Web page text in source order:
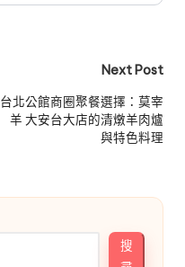
Next Post
台北公館商圈聚餐選擇：莫宰
羊 大安台大店的清燉羊肉爐
與特色料理
搜